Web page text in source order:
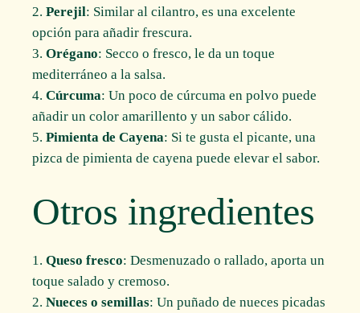
Perejil: Similar al cilantro, es una excelente
opción para añadir frescura.
Orégano: Secco o fresco, le da un toque
mediterráneo a la salsa.
Cúrcuma: Un poco de cúrcuma en polvo puede
añadir un color amarillento y un sabor cálido.
Pimienta de Cayena: Si te gusta el picante, una
pizca de pimienta de cayena puede elevar el sabor.
Otros ingredientes
Queso fresco: Desmenuzado o rallado, aporta un
toque salado y cremoso.
Nueces o semillas: Un puñado de nueces picadas